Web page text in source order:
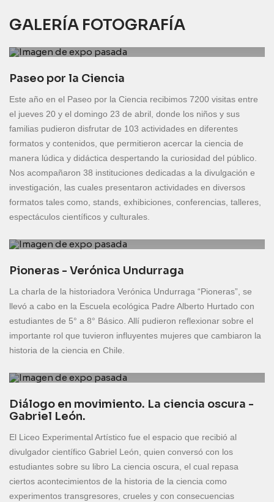
GALERÍA FOTOGRAFÍA
Paseo por la Ciencia
Este año en el Paseo por la Ciencia recibimos 7200 visitas entre
el jueves 20 y el domingo 23 de abril, donde los niños y sus
familias pudieron disfrutar de 103 actividades en diferentes
formatos y contenidos, que permitieron acercar la ciencia de
manera lúdica y didáctica despertando la curiosidad del público.
Nos acompañaron 38 instituciones dedicadas a la divulgación e
investigación, las cuales presentaron actividades en diversos
formatos tales como, stands, exhibiciones, conferencias, talleres,
espectáculos científicos y culturales.
Pioneras - Verónica Undurraga
La charla de la historiadora Verónica Undurraga “Pioneras”, se
llevó a cabo en la Escuela ecológica Padre Alberto Hurtado con
estudiantes de 5° a 8° Básico. Allí pudieron reflexionar sobre el
importante rol que tuvieron influyentes mujeres que cambiaron la
historia de la ciencia en Chile.
Diálogo en movimiento. La ciencia oscura -
Gabriel León.
El Liceo Experimental Artístico fue el espacio que recibió al
divulgador científico Gabriel León, quien conversó con los
estudiantes sobre su libro La ciencia oscura, el cual repasa
ciertos acontecimientos de la historia de la ciencia como
experimentos transgresores, crueles y con consecuencias